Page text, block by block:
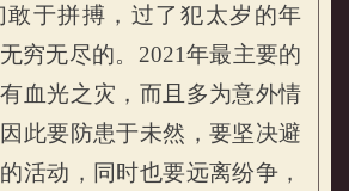
敢于拼搏，过了犯太岁的年
穷无尽的。2021年最主要的
血光之灾，而且多为意外情
此要防患于未然，要坚决避
活动，同时也要远离纷争，